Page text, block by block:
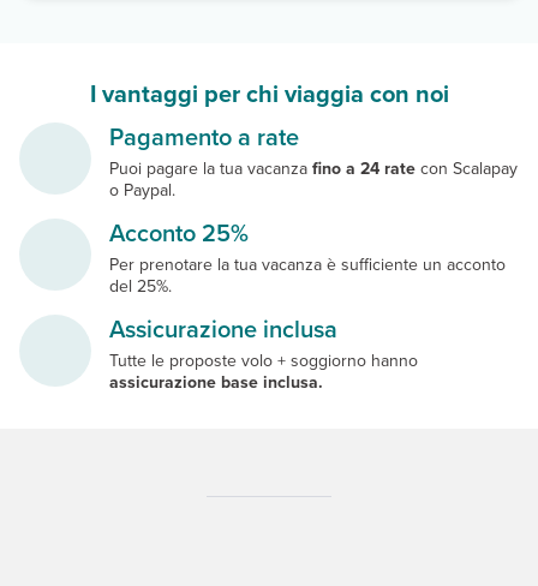
I vantaggi per chi viaggia con noi
Pagamento a rate
Puoi pagare la tua vacanza fino a 24 rate con Scalapay
o Paypal.
Acconto 25%
Per prenotare la tua vacanza è sufficiente un acconto
del 25%.
Assicurazione inclusa
Tutte le proposte volo + soggiorno hanno
assicurazione base inclusa.